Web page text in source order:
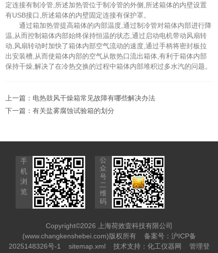
定连接有制冷管,所述加热管位于制冷管的外侧,所述箱体的内壁设置
有USB接口,所述箱体的内壁固定连接有保护罩。
通过箱加热管提高箱体的内部温度,通过制冷管对箱体内部进行降
温,从而控制箱体内部始终保持恒温的状态,通过启动电机带动风扇转
动,风扇转动时加快了箱体内部空气流动的速度,通过手柄将密封板拉
出安装槽,从而使箱体内部的空气从散热口流出箱体,有利于箱体内部
保持干燥,解决了在冷热交换的过程中箱体内部堆积过多水汽的问题。
上一篇： 电热鼓风干燥箱常见故障有哪些解决办法
下一篇：有关盐雾腐蚀试验箱的划分
手
机
浏
览
公
众
号
二
维
码
Copyright©2026 上海荷效壹科技有限公司
(www.changkenshebei.com)版权所有 备案号：沪ICP备
2025148326号-1
sitemap.xml 技术支持： 化工仪器网
管理登